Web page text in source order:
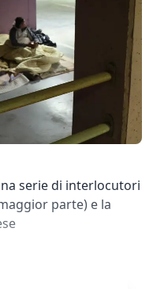
serie di interlocutori
parte) e la